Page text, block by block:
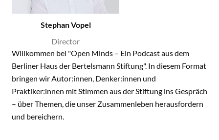
Stephan Vopel
Director
Willkommen bei "Open Minds – Ein Podcast aus dem
Berliner Haus der Bertelsmann Stiftung". In diesem Format
bringen wir Autor:innen, Denker:innen und
Praktiker:innen mit Stimmen aus der Stiftung ins Gespräch
– über Themen, die unser Zusammenleben herausfordern
und bereichern.